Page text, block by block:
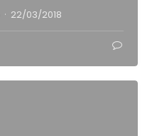
· 22/03/2018